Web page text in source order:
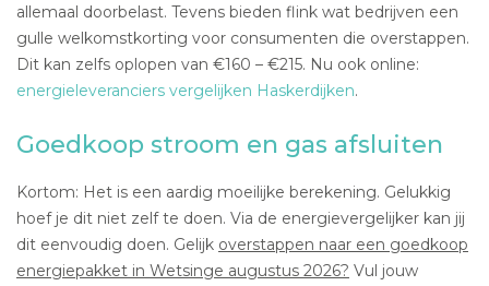
allemaal doorbelast. Tevens bieden flink wat bedrijven een
gulle welkomstkorting voor consumenten die overstappen.
Dit kan zelfs oplopen van €160 – €215. Nu ook online:
energieleveranciers vergelijken Haskerdijken.
Goedkoop stroom en gas afsluiten
Kortom: Het is een aardig moeilijke berekening. Gelukkig
hoef je dit niet zelf te doen. Via de energievergelijker kan jij
dit eenvoudig doen. Gelijk overstappen naar een goedkoop
energiepakket in Wetsinge augustus 2026? Vul jouw